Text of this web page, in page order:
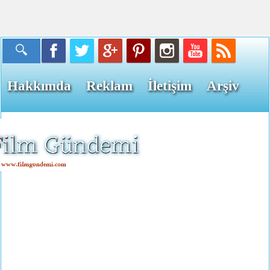
Hakkımda Reklam İletişim Arşiv